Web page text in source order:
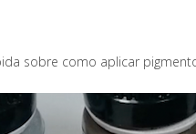
sobre como aplicar